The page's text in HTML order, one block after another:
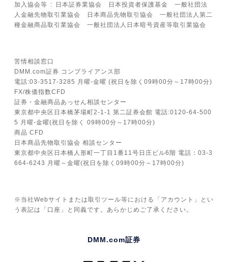
加入協会等
日本証券業協会 日本投資者保護基金 一般社団法
人金融先物取引業協会 日本商品先物取引協会 一般社団法人第二
種金融商品取引業協会 一般社団法人日本暗号資産等取引業協会
苦情相談窓口
DMM.com証券 コンプライアンス部
電話:03-3517-3285 月曜-金曜 (祝日を除く09時00分～17時00分)
FX/株価指数CFD
証券・金融商品あっせん相談センター
東京都中央区日本橋茅場町2-1-1 第二証券会館 電話:0120-64-500
5 月曜-金曜(祝日を除く 09時00分～17時00分)
商品 CFD
日本商品先物取引協会 相談センター
東京都中央区日本橋人形町一丁目1番11号日庄ビル6階 電話：03-3
664-6243 月曜～金曜(祝日を除く09時00分～17時00分)
※当社Webサイトまたは取引ツール等における「アカウント」とい
う表記は「口座」と同義です。あらかじめご了承ください。
DMM.com証券